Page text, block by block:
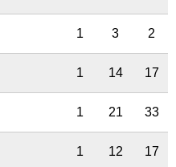
1 3 2
1 14 17
1 21 33
1 12 17